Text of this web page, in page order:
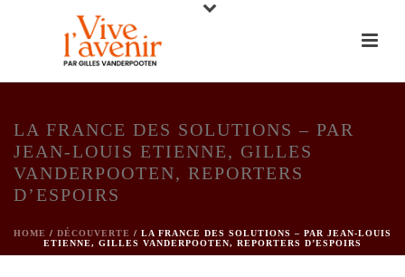
LA FRANCE DES SOLUTIONS – PAR
JEAN-LOUIS ETIENNE, GILLES
VANDERPOOTEN, REPORTERS
D’ESPOIRS
HOME / DÉCOUVERTE / LA FRANCE DES SOLUTIONS – PAR JEAN-LOUIS
ETIENNE, GILLES VANDERPOOTEN, REPORTERS D’ESPOIRS